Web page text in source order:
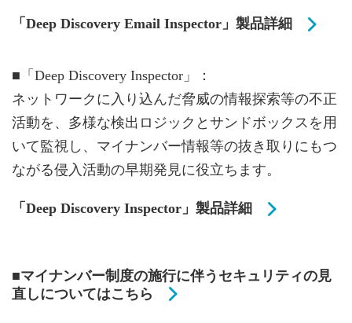
「Deep Discovery Email Inspector」製品詳細
■「Deep Discovery Inspector」：
ネットワークに入り込んだ脅威の情報探索等の不正
活動を、多様な検出ロジックとサンドボックスを用
いて監視し、マイナンバー情報等の抜き取りにもつ
ながる侵入活動の早期発見に役立ちます。
「Deep Discovery Inspector」製品詳細
■マイナンバー制度の施行に伴うセキュリティの見
直しについてはこちら